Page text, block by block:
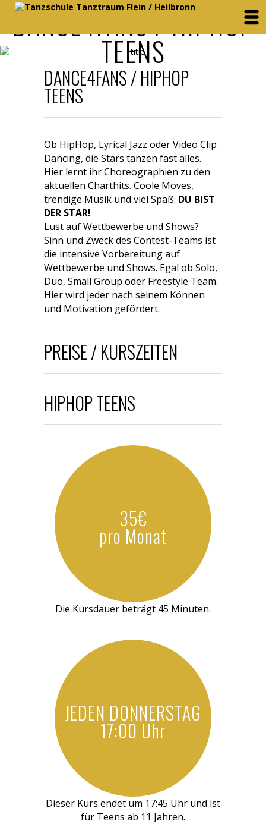
DANCE4FANS / HIPHOP
TEENS
DANCE4FANS / HIPHOP
TEENS
Ob HipHop, Lyrical Jazz oder Video Clip
Dancing, die Stars tanzen fast alles.
Hier lernt ihr Choreographien zu den
aktuellen Charthits. Coole Moves,
trendige Musik und viel Spaß. DU BIST
DER STAR!
Lust auf Wettbewerbe und Shows?
Sinn und Zweck des Contest-Teams ist
die intensive Vorbereitung auf
Wettbewerbe und Shows. Egal ob Solo,
Duo, Small Group oder Freestyle Team.
Hier wird jeder nach seinem Können
und Motivation gefördert.
PREISE / KURSZEITEN
HIPHOP TEENS
35€
pro Monat
Die Kursdauer beträgt 45 Minuten.
JEDEN DONNERSTAG
17:00 Uhr
Dieser Kurs endet um 17:45 Uhr und ist
für Teens ab 11 Jahren.